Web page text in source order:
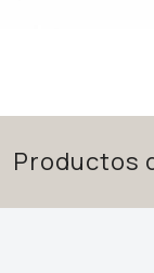
Productos